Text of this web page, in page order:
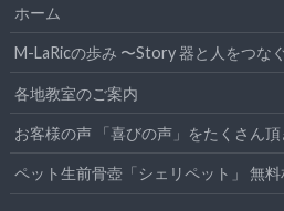
ホーム
M-LaRicの歩み 〜Story 器と人をつな
各地教室のご案内
お客様の声 「喜びの声」をたくさん頂
ペット生前骨壺「シェリペット」 無料